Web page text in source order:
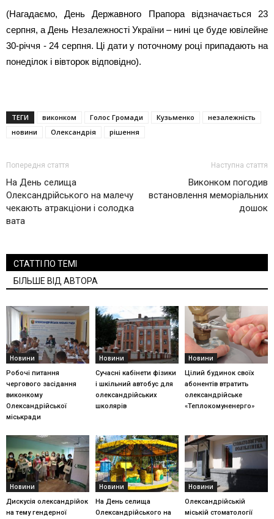
(Нагадаємо, День Державного Прапора відзначається 23
серпня, а День Незалежності України – нині це буде ювілейне
30-річчя - 24 серпня. Ці дати у поточному році припадають на
понеділок і вівторок відповідно).
ТЕГИ виконком Голос Громади Кузьменко
незалежність
новини
Олександрія рішення
Попередня стаття
На День селища
Олександрійського на малечу
чекають атракціони і солодка
вата
Наступна стаття
Виконком погодив
встановлення меморіальних
дошок
СТАТТІ ПО ТЕМІ
БІЛЬШЕ ВІД АВТОРА
Новини
Робочі питання
чергового засідання
виконкому
Олександрійської
міськради
Новини
Сучасні кабінети фізики
і шкільний автобус для
олександрійських
школярів
Новини
Цілий будинок своїх
абонентів втратить
олександрійське
«Теплокомуненерго»
Новини
Дискусія олександрійок
на тему гендерної
Новини
На День селища
Олександрійського на
Новини
Олександрійській
міській стоматології